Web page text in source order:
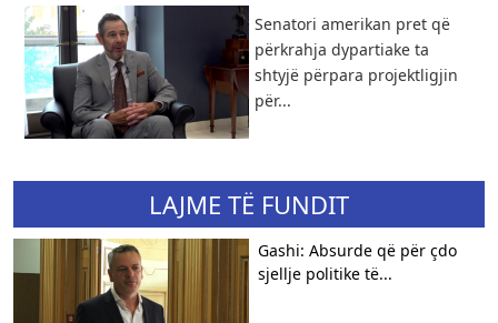
Senatori amerikan pret që
përkrahja dypartiake ta
shtyjë përpara projektligjin
për...
LAJME TË FUNDIT
Gashi: Absurde që për çdo
sjellje politike të...